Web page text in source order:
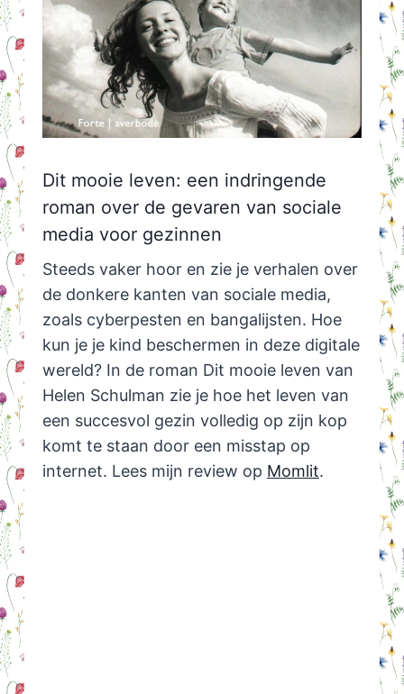
Dit mooie leven: een indringende
roman over de gevaren van sociale
media voor gezinnen
Steeds vaker hoor en zie je verhalen over
de donkere kanten van sociale media,
zoals cyberpesten en bangalijsten. Hoe
kun je je kind beschermen in deze digitale
wereld? In de roman Dit mooie leven van
Helen Schulman zie je hoe het leven van
een succesvol gezin volledig op zijn kop
komt te staan door een misstap op
internet. Lees mijn review op Momlit.